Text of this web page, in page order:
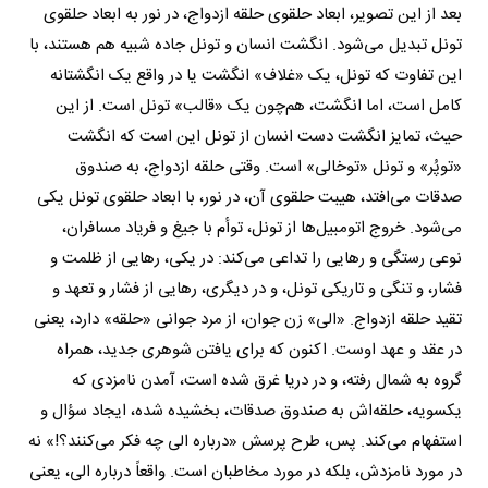
بعد از این تصویر، ابعاد حلقوی حلقه ازدواج، در نور به ابعاد حلقوی
تونل تبدیل می‌شود. انگشت انسان و تونل جاده شبیه هم هستند، با
این تفاوت که تونل، یک «غلاف» انگشت یا در واقع یک انگشتانه
کامل است، اما انگشت، هم‌چون یک «قالب» تونل است. از این
حیث، تمایز انگشت دست انسان از تونل این است که انگشت
«توپُر» و تونل «توخالی» است. وقتی حلقه ازدواج، به صندوق
صدقات می‌افتد، هیبت حلقوی آن، در نور، با ابعاد حلقوی تونل یکی
می‌شود. خروج اتومبیل‌ها از تونل، توأم با جیغ و فریاد مسافران،
نوعی رستگی و رهایی را تداعی می‌کند: در یکی، رهایی از ظلمت و
فشار، و تنگی و تاریکی تونل، و در دیگری، رهایی از فشار و تعهد و
تقید حلقه ازدواج. «الی» زن جوان، از مرد جوانی «حلقه» دارد، یعنی
در عقد و عهد اوست. اکنون که برای یافتن شوهری جدید، همراه
گروه به شمال رفته، و در دریا غرق شده است، آمدن نامزدی که
یک‎سویه، حلقه‌اش به صندوق صدقات، بخشیده شده، ایجاد سؤال و
استفهام می‌کند. پس، طرح پرسش «درباره الی چه فکر می‌کنند؟!» نه
در مورد نامزدش، بلکه در مورد مخاطبان است. واقعاً درباره الی، یعنی